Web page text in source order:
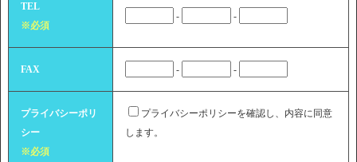
TEL
※必須
- -
FAX - -
プライバシーポリ
シー
※必須
プライバシーポリシーを確認し、内容に同意
します。